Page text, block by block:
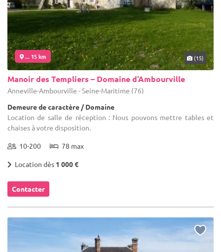
... 15 km (15)
Manoir des Templiers – Domaine d’Ambourville
Anneville-Ambourville - Seine-Maritime (76)
Demeure de caractère / Domaine
Location de salle de réception : Nous pouvons mettre tables et
chaises à votre disposition.
10-200 78 max
Location dès 1 000 €
Contacter